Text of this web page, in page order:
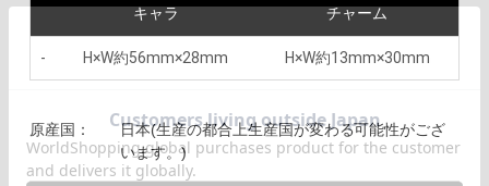
キャラ チャーム
- H×W約56mm×28mm H×W約13mm×30mm
原産国：
日本(生産の都合上生産国が変わる可能性がござ
います。)